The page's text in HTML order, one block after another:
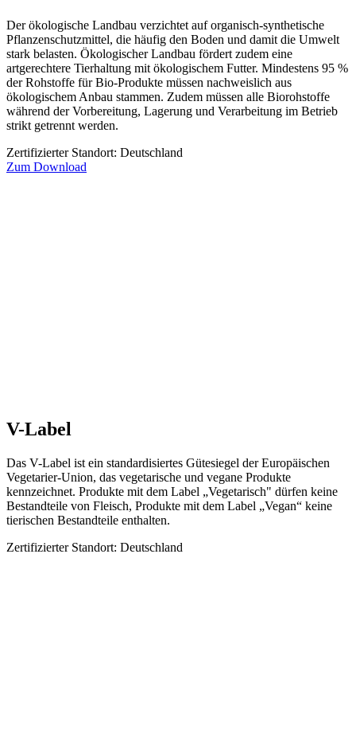
Der ökologische Landbau verzichtet auf organisch-synthetische
Pflanzenschutzmittel, die häufig den Boden und damit die Umwelt
stark belasten. Ökologischer Landbau fördert zudem eine
artgerechtere Tierhaltung mit ökologischem Futter. Mindestens 95 %
der Rohstoffe für Bio-Produkte müssen nachweislich aus
ökologischem Anbau stammen. Zudem müssen alle Biorohstoffe
während der Vorbereitung, Lagerung und Verarbeitung im Betrieb
strikt getrennt werden.
Zertifizierter Standort: Deutschland
Zum Download
V-Label
Das V-Label ist ein standardisiertes Gütesiegel der Europäischen
Vegetarier-Union, das vegetarische und vegane Produkte
kennzeichnet. Produkte mit dem Label „Vegetarisch" dürfen keine
Bestandteile von Fleisch, Produkte mit dem Label „Vegan“ keine
tierischen Bestandteile enthalten.
Zertifizierter Standort: Deutschland